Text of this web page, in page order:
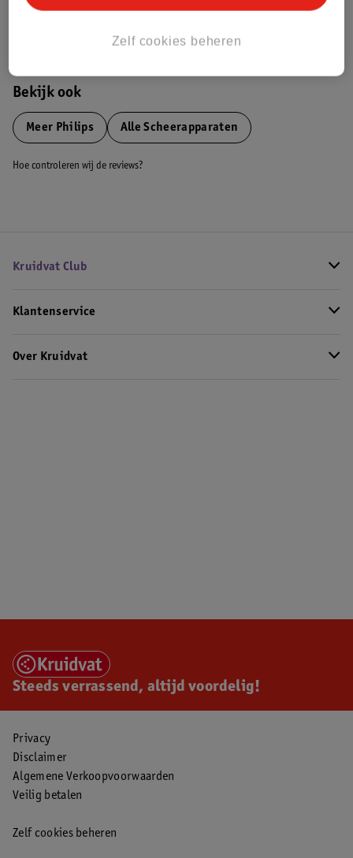
Bestel & Bezorginformatie
Bekijk ook
Meer Philips Alle Scheerapparaten
Hoe controleren wij de reviews?
Kruidvat Club
Klantenservice
Over Kruidvat
Steeds verrassend, altijd voordelig!
Privacy
Disclaimer
Algemene Verkoopvoorwaarden
Veilig betalen
Zelf cookies beheren
Zelf cookies beheren